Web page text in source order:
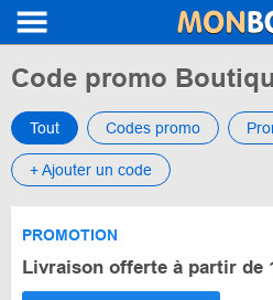
Code promo
Tout Codes promo
+ Ajouter un code
PROMOTION
Livraison offerte à partir de